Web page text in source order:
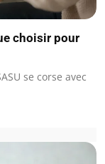
choisir pour
se corse avec